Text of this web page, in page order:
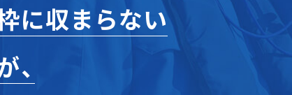
に収まらない
、